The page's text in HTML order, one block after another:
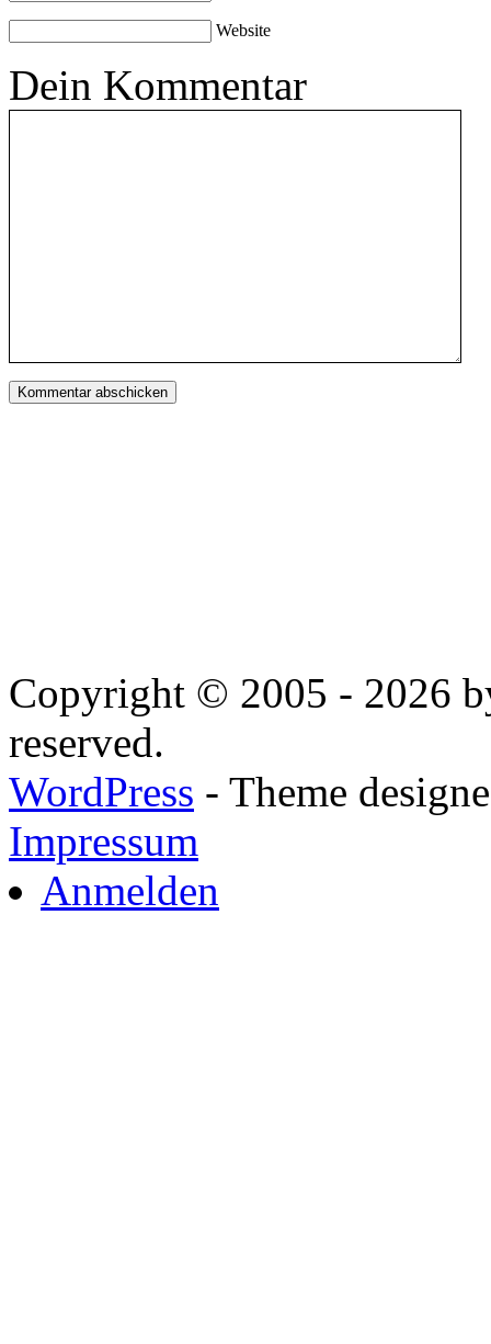
Website
Dein Kommentar
Copyright © 2005 - 2026
reserved.
WordPress - Theme
Impressum
Anmelden